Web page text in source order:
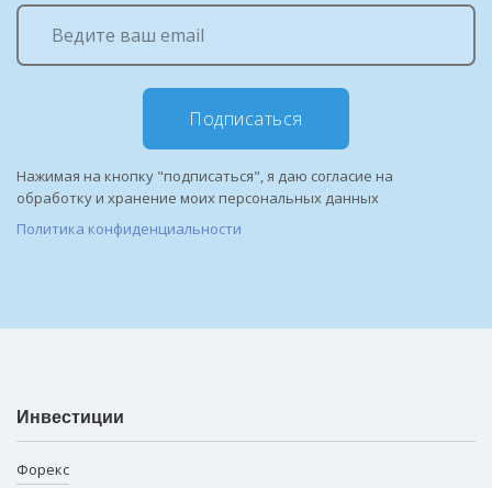
Подписаться
Нажимая на кнопку "подписаться", я даю согласие на
обработку и хранение моих персональных данных
Политика конфиденциальности
Инвестиции
Форекс